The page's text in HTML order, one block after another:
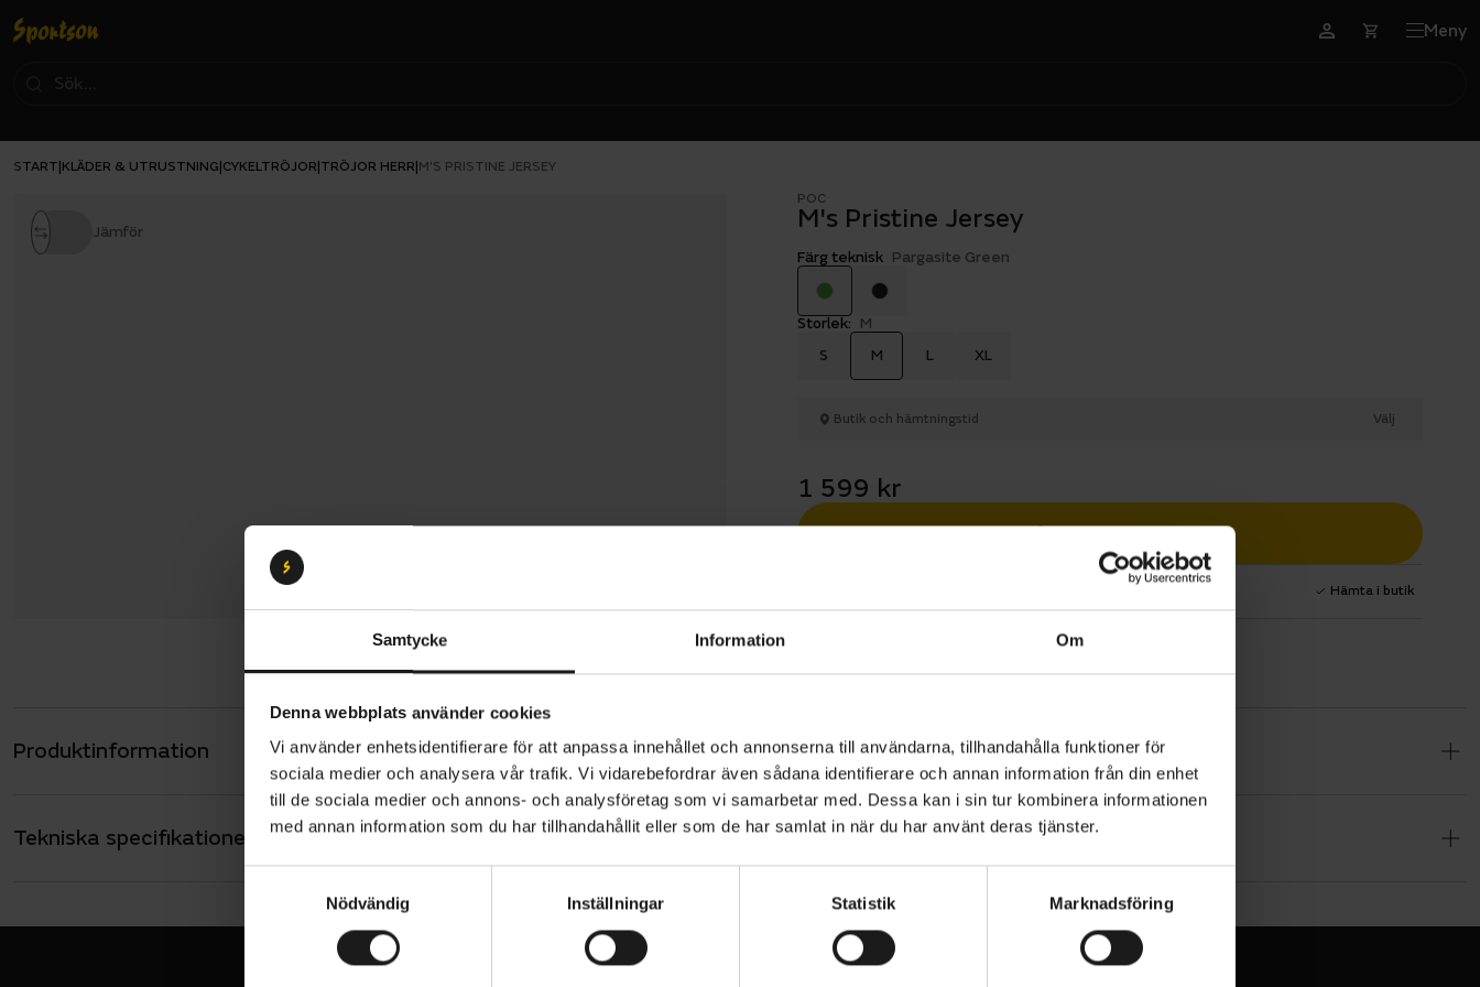
Samtycke Information Om
Denna webbplats använder cookies
Vi använder enhetsidentifierare för att anpassa innehållet och annonserna till användarna, tillhandahålla funktioner för
sociala medier och analysera vår trafik. Vi vidarebefordrar även sådana identifierare och annan information från din enhet
till de sociala medier och annons- och analysföretag som vi samarbetar med. Dessa kan i sin tur kombinera informationen
med annan information som du har tillhandahållit eller som de har samlat in när du har använt deras tjänster.
m
Nödvändig Inställningar Statistik Marknadsföring
Meny
START KLÄDER & UTRUSTNING CYKELTRÖJOR TRÖJOR HERR M'S PRISTINE JERSEY
Jämför
POC
M's Pristine Jersey
Färg teknisk Pargasite Green
Storlek: M
S
M L XL
Butik och hämtningstid Välj
1 599 kr
Lägg i varukorg
Hämta i butik
Produktinformation
POC Pristine Jersey är en minimalistisk cykeltröja med raka linjer, längre ärmar
och få sömmar för en ren och bekväm finish. Den är tillverkad av återvunna
material, med ventilerade zoner för ett förbättrat luftflöde. Stora fickor ger gott
Tre stora ryggfickor och en mindre blixtlåsficka
Dragkedja i fullängd
Tekniska specifikationer Allmänt